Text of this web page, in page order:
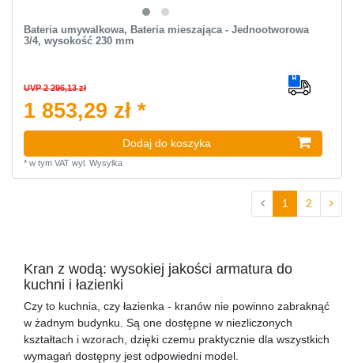
Bateria umywalkowa, Bateria mieszająca - Jednootworowa
3/4, wysokość 230 mm
UVP 2 296,13 zł
1 853,29 zł *
Dodaj do koszyka
* w tym VATwyl. Wysylka
1 2
Kran z wodą: wysokiej jakości armatura do
kuchni i łazienki
Czy to kuchnia, czy łazienka - kranów nie powinno zabraknąć
w żadnym budynku. Są one dostępne w niezliczonych
kształtach i wzorach, dzięki czemu praktycznie dla wszystkich
wymagań dostępny jest odpowiedni model.